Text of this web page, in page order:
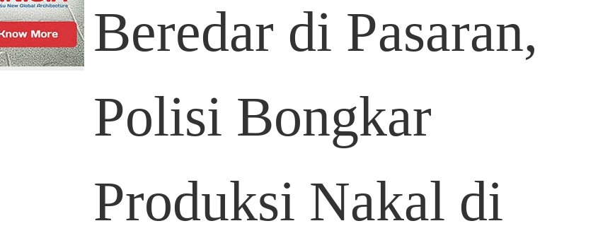
Beredar di Pasaran,
Polisi Bongkar
Produksi Nakal di